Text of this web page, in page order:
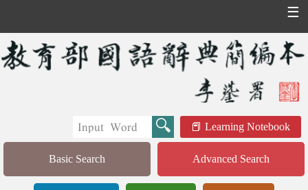
☰
Learning Notebook
Basic Search Advanced Search